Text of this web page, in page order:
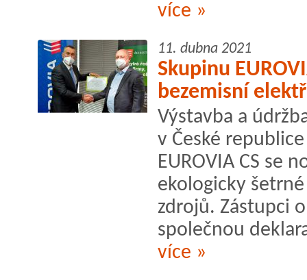
více »
11. dubna 2021
Skupinu
bezemisní
Výstavba a
v České
EUROVIA CS se
ekologicky
zdrojů. Zástupci
společnou
více »